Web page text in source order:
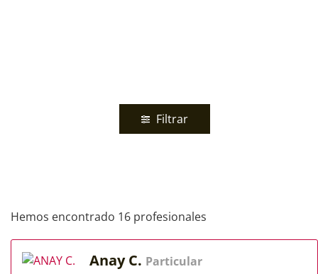
Filtrar
Hemos encontrado 16 profesionales
Anay C. Particular